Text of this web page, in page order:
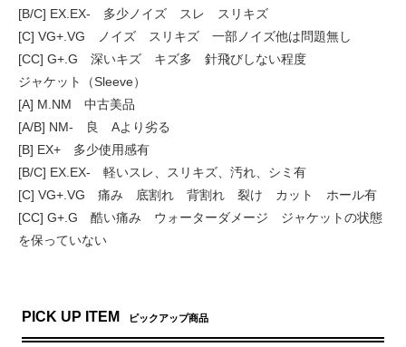
[B/C] EX.EX- 多少ノイズ スレ スリキズ
[C] VG+.VG ノイズ スリキズ 一部ノイズ他は問題無し
[CC] G+.G 深いキズ キズ多 針飛びしない程度
ジャケット（Sleeve）
[A] M.NM 中古美品
[A/B] NM- 良 Aより劣る
[B] EX+ 多少使用感有
[B/C] EX.EX- 軽いスレ、スリキズ、汚れ、シミ有
[C] VG+.VG 痛み 底割れ 背割れ 裂け カット ホール有
[CC] G+.G 酷い痛み ウォーターダメージ ジャケットの状態
を保っていない
PICK UP ITEM ピックアップ商品